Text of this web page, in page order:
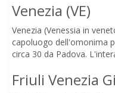
Venezia (VE)
Venezia (Venessia in
capoluogo dell'omonima provincia e della regione Veneto.
circa 30 da Padova.
Friuli Venezia